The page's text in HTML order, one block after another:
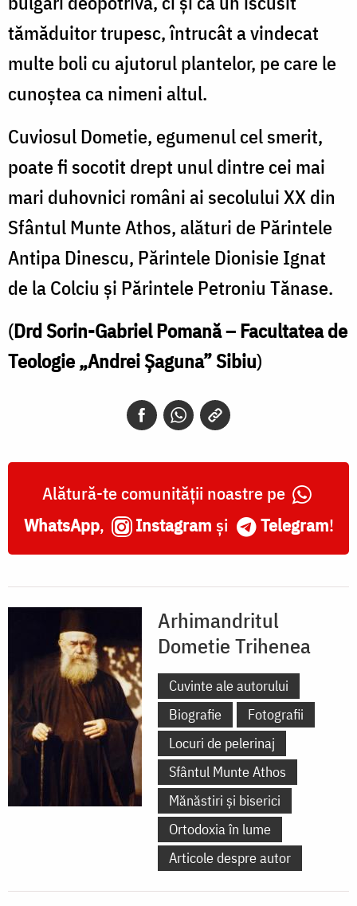
tămăduitor trupesc, întrucât a vindecat
multe boli cu ajutorul plantelor, pe care le
cunoștea ca nimeni altul.
Cuviosul Dometie, egumenul cel smerit,
poate fi socotit drept unul dintre cei mai
mari duhovnici români ai secolului XX din
Sfântul Munte Athos, alături de Părintele
Antipa Dinescu, Părintele Dionisie Ignat
de la Colciu și Părintele Petroniu Tănase.
(Drd Sorin-Gabriel Pomană – Facultatea de
Teologie „Andrei Șaguna” Sibiu)
Alătură-te comunității noastre pe
WhatsApp, Instagram și Telegram!
Arhimandritul
Dometie Trihenea
Cuvinte ale autorului
Biografie
Fotografii
Locuri de pelerinaj
Sfântul Munte Athos
Mănăstiri și biserici
Ortodoxia în lume
Articole despre autor